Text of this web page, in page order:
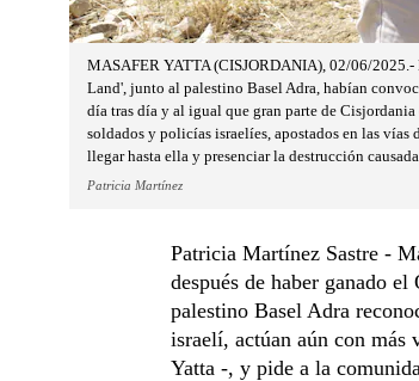
MASAFER YATTA (CISJORDANIA), 02/06/
Land', junto al palestino Basel Adra, habían
día tras día y al igual que gran parte de Cisjordania
soldados y policías israelíes, apostados en las
llegar hasta ella y presenciar la destrucción
Patricia Martínez
Patricia Martínez Sastre -
después de haber ganado
palestino Basel Adra
israelí, actúan aún con más
Yatta -, y pide a la